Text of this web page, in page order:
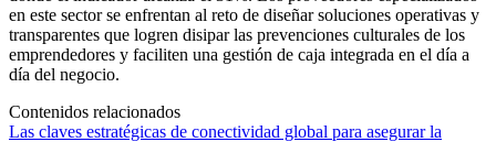
en este sector se enfrentan al reto de diseñar soluciones operativas y
transparentes que logren disipar las prevenciones culturales de los
emprendedores y faciliten una gestión de caja integrada en el día a
día del negocio.
Contenidos relacionados
Las claves estratégicas de conectividad global para asegurar la